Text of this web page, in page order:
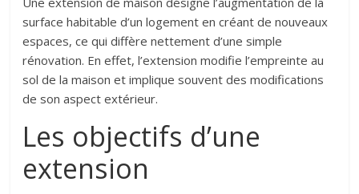
surface habitable d’un logement en créant de nouveaux
espaces, ce qui diffère nettement d’une simple
rénovation. En effet, l’extension modifie l’empreinte au
sol de la maison et implique souvent des modifications
de son aspect extérieur.
Les objectifs d’une
extension